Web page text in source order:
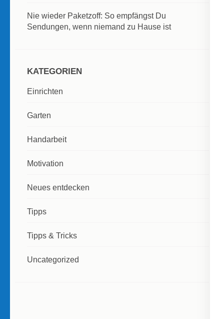
Nie wieder Paketzoff: So empfängst Du
Sendungen, wenn niemand zu Hause ist
KATEGORIEN
Einrichten
Garten
Handarbeit
Motivation
Neues entdecken
Tipps
Tipps & Tricks
Uncategorized